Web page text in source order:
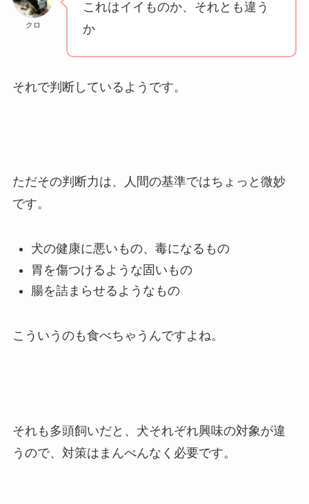
クロ
これはイイものか、それとも違う
か
それで判断しているようです。
ただその判断力は、人間の基準ではちょっと微妙
です。
犬の健康に悪いもの、毒になるもの
胃を傷つけるような固いもの
腸を詰まらせるようなもの
こういうのも食べちゃうんですよね。
それも多頭飼いだと、犬それぞれ興味の対象が違
うので、対策はまんべんなく必要です。